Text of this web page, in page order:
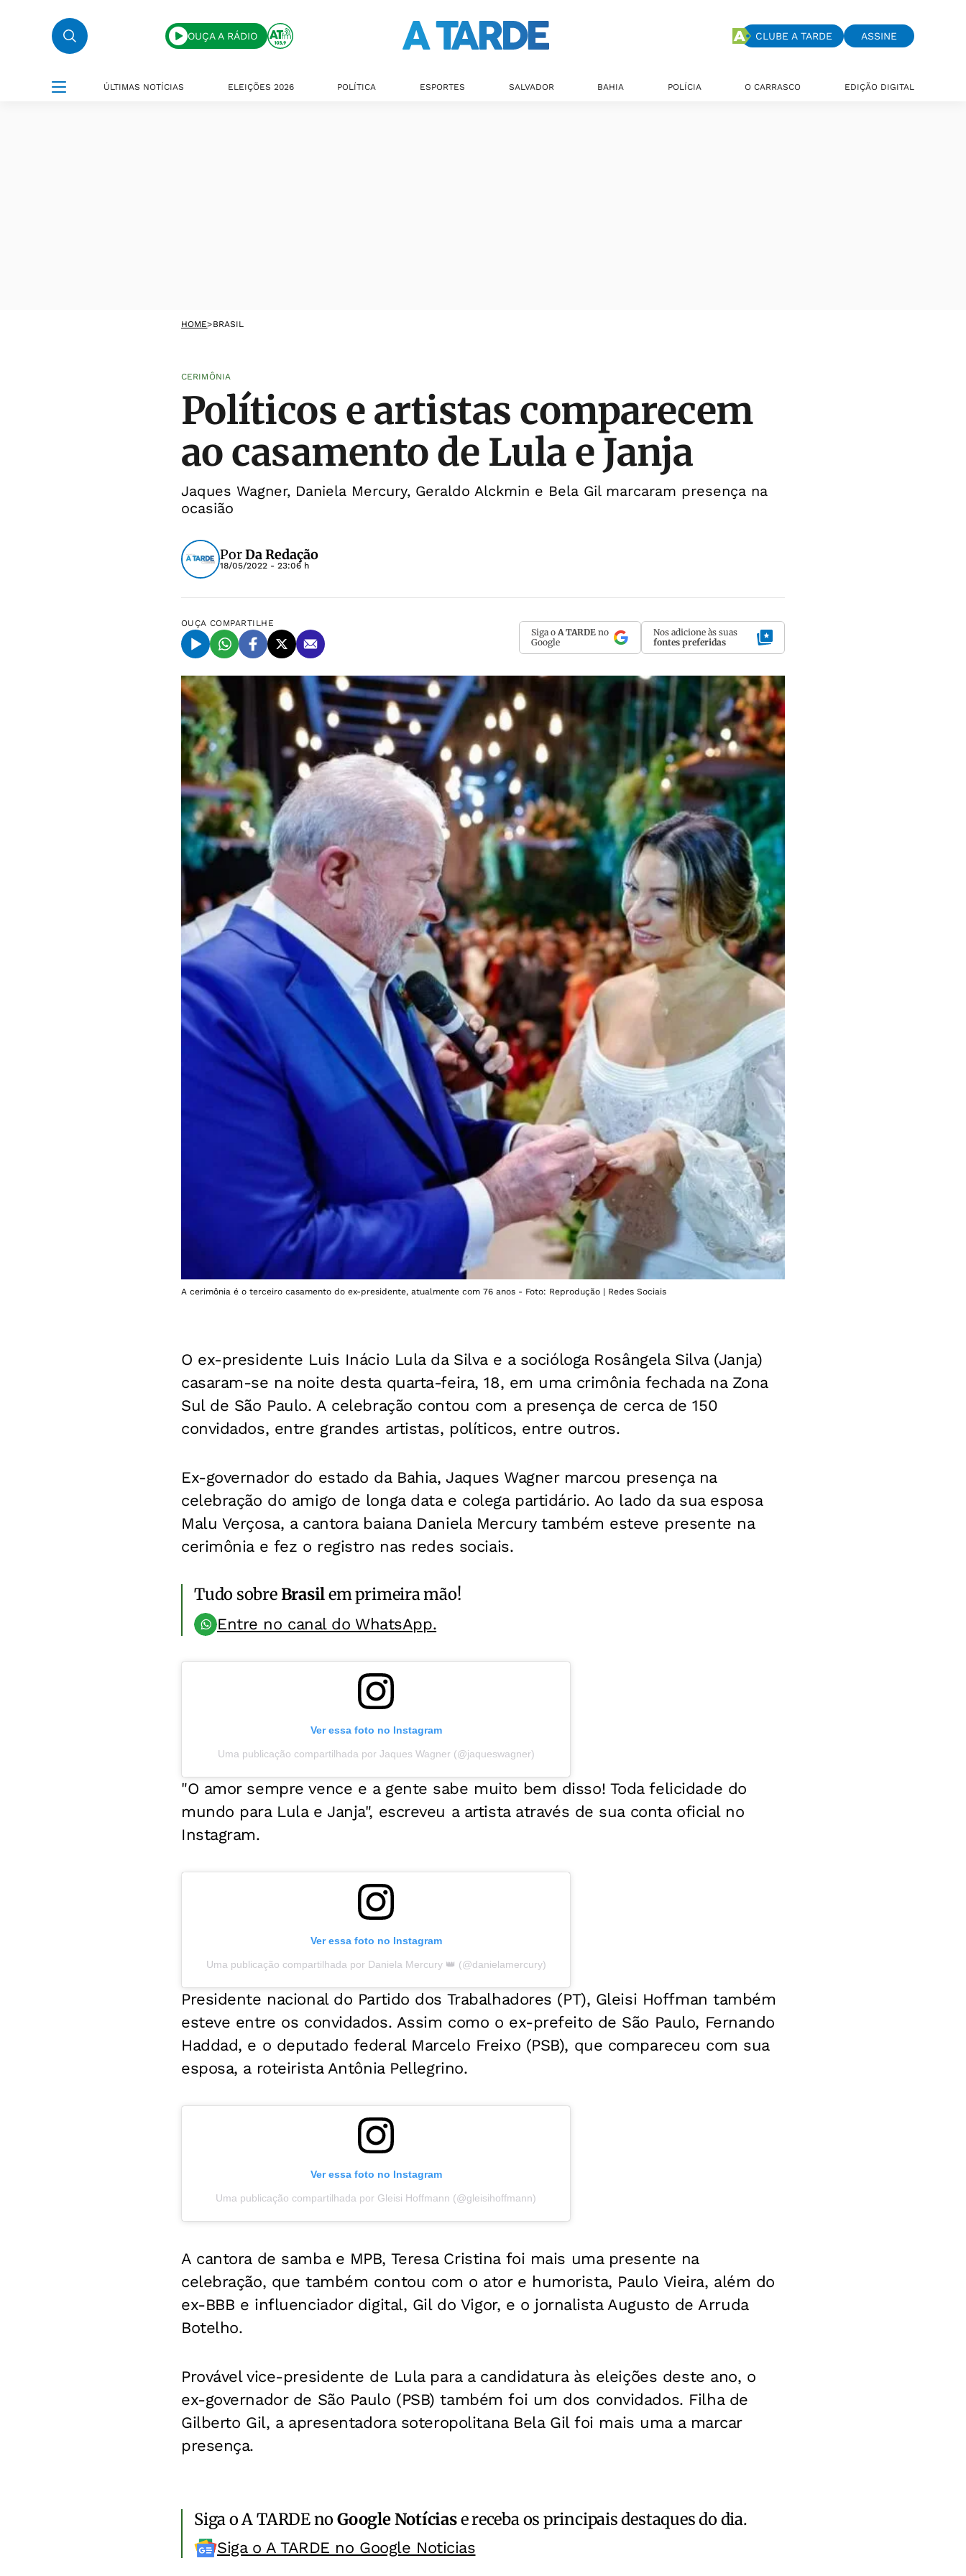
OUÇA A RÁDIO CLUBE A TARDE ASSINE
ÚLTIMAS NOTÍCIAS ELEIÇÕES 2026 POLÍTICA ESPORTES SALVADOR BAHIA POLÍCIA O CARRASCO EDIÇÃO DIGITAL
HOME>BRASIL
CERIMÔNIA
Políticos e artistas comparecem
ao casamento de Lula e Janja
Jaques Wagner, Daniela Mercury, Geraldo Alckmin e Bela Gil marcaram presença na
ocasião
PorDa Redação
18/05/2022 - 23:06 h
OUÇA COMPARTILHE
Siga o A TARDE no
Google
Nos adicione às suas
fontes preferidas
A cerimônia é o terceiro casamento do ex-presidente, atualmente com 76 anos - Foto: Reprodução | Redes Sociais
O ex-presidente Luis Inácio Lula da Silva e a socióloga Rosângela Silva (Janja)
casaram-se na noite desta quarta-feira, 18, em uma crimônia fechada na Zona
Sul de São Paulo. A celebração contou com a presença de cerca de 150
convidados, entre grandes artistas, políticos, entre outros.
Ex-governador do estado da Bahia, Jaques Wagner marcou presença na
celebração do amigo de longa data e colega partidário. Ao lado da sua esposa
Malu Verçosa, a cantora baiana Daniela Mercury também esteve presente na
cerimônia e fez o registro nas redes sociais.
Tudo sobreBrasilem primeira mão!
Entre no canal do WhatsApp.
Ver essa foto no Instagram
Uma publicação compartilhada por Jaques Wagner (@jaqueswagner)
"O amor sempre vence e a gente sabe muito bem disso! Toda felicidade do
mundo para Lula e Janja", escreveu a artista através de sua conta oficial no
Instagram.
Ver essa foto no Instagram
Uma publicação compartilhada por Daniela Mercury 👑 (@danielamercury)
Presidente nacional do Partido dos Trabalhadores (PT), Gleisi Hoffman também
esteve entre os convidados. Assim como o ex-prefeito de São Paulo, Fernando
Haddad, e o deputado federal Marcelo Freixo (PSB), que compareceu com sua
esposa, a roteirista Antônia Pellegrino.
Ver essa foto no Instagram
Uma publicação compartilhada por Gleisi Hoffmann (@gleisihoffmann)
A cantora de samba e MPB, Teresa Cristina foi mais uma presente na
celebração, que também contou com o ator e humorista, Paulo Vieira, além do
ex-BBB e influenciador digital, Gil do Vigor, e o jornalista Augusto de Arruda
Botelho.
Provável vice-presidente de Lula para a candidatura às eleições deste ano, o
ex-governador de São Paulo (PSB) também foi um dos convidados. Filha de
Gilberto Gil, a apresentadora soteropolitana Bela Gil foi mais uma a marcar
presença.
Siga o A TARDE noGoogle Notíciase receba os principais destaques do dia.
Siga o A TARDE no Google Noticias